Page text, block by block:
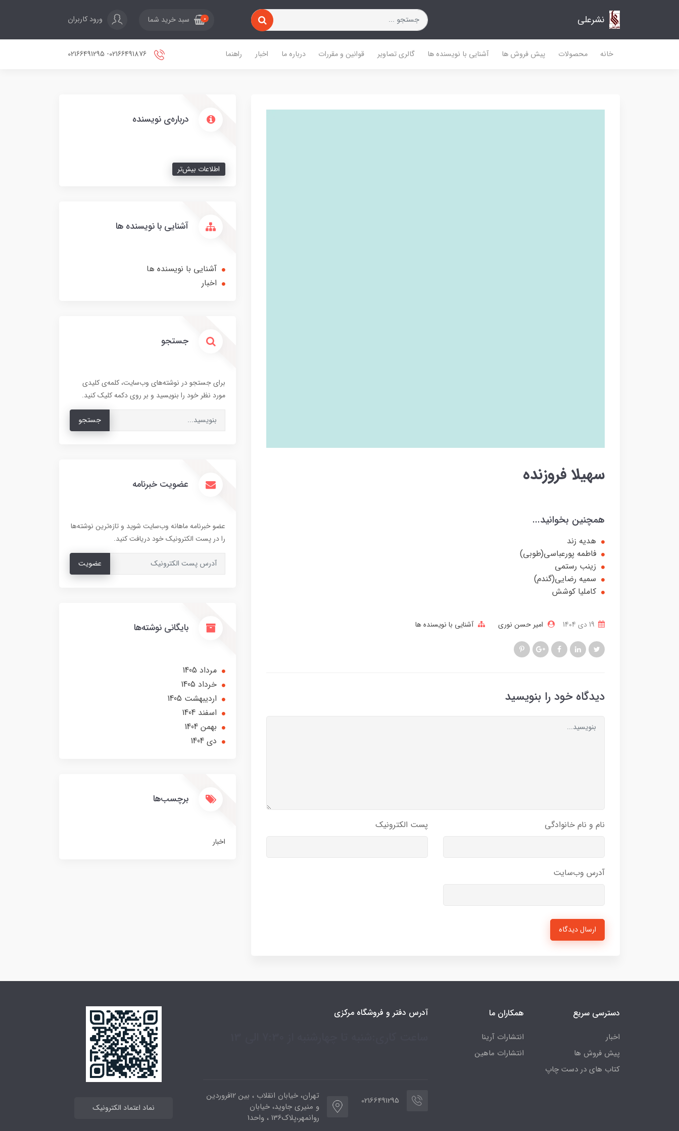
نشرعلی 0 سبد خرید شما ورود کاربران
خانه محصولات پیش فروش ها آشنایی با نویسنده ها گالری تصاویر قوانین و مقررات درباره ما اخبار راهنما
سهیلا فروزنده
همچنین بخوانید...
هدیه زند
فاطمه پورعباسی(طوبی)
زینب رستمی
سمیه رضایی(گندم)
کاملیا کوشش
امیر حسن نوری آشنایی با نویسنده ها
دیدگاه خود را بنویسید
نام و نام خانوادگی پست الکترونیک
آدرس وب‌سایت
ارسال دیدگاه
درباره‌ی نویسنده
اطلاعات بیش‌تر
آشنایی با نویسنده ها
آشنایی با نویسنده ها
اخبار
جستجو
برای جستجو در نوشته‌های وب‌سایت، کلمه‌ی کلیدی
مورد نظر خود را بنویسید و بر روی دکمه کلیک کنید.
جستجو
عضویت خبرنامه
عضو خبرنامه ماهانه وب‌سایت شوید و تازه‌ترین نوشته‌ها
را در پست الکترونیک خود دریافت کنید.
عضویت
بایگانی نوشته‌ها
مرداد 1405
خرداد 1405
ارديبهشت 1405
اسفند 1404
بهمن 1404
دی 1404
برچسب‌ها
اخبار
دسترسی سریع
اخبار
پیش فروش ها
کتاب های در دست چاپ
همکاران ما
انتشارات آرینا
انتشارات ماهین
آدرس دفتر و فروشگاه مرکزی
02166491295
تهران، خیابان انقلاب ، بین 12فروردین
و منیری جاوید، خیابان
روانمهر،پلاک136 ، واحد1
نماد اعتماد الکترونیک